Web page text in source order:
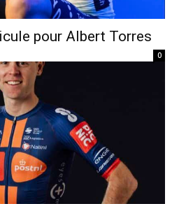
pour Albert Torres
0